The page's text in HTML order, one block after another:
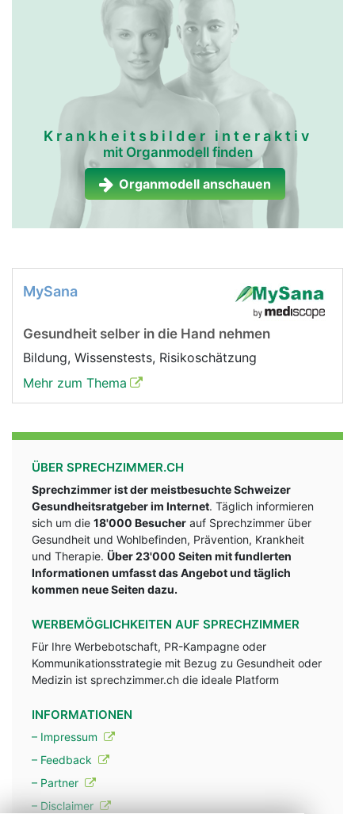
Krankheitsbilder interaktiv
mit Organmodell finden
Organmodell anschauen
MySana
Gesundheit selber in die Hand nehmen
Bildung, Wissenstests, Risikoschätzung
Mehr zum Thema
ÜBER SPRECHZIMMER.CH
Sprechzimmer ist der meistbesuchte Schweizer
Gesundheitsratgeber im Internet. Täglich informieren
sich um die 18'000 Besucher auf Sprechzimmer über
Gesundheit und Wohlbefinden, Prävention, Krankheit
und Therapie. Über 23'000 Seiten mit fundlerten
Informationen umfasst das Angebot und täglich
kommen neue Seiten dazu.
WERBEMÖGLICHKEITEN AUF SPRECHZIMMER
Für Ihre Werbebotschaft, PR-Kampagne oder
Kommunikationsstrategie mit Bezug zu Gesundheit oder
Medizin ist sprechzimmer.ch die ideale Platform
INFORMATIONEN
– Impressum
– Feedback
– Partner
– Disclaimer